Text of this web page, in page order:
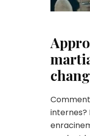
internes?